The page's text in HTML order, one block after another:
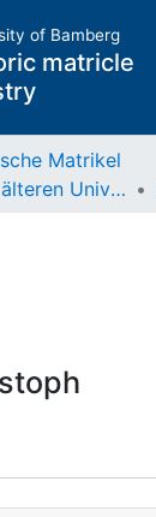
of Bamberg
matricle
Matrikel
Matrikel der älteren Universität
Details